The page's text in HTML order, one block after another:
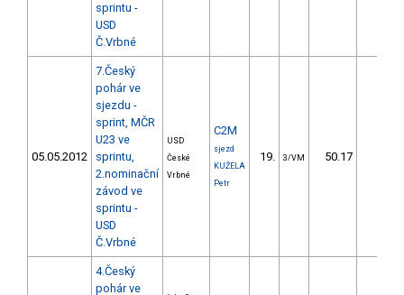
sprintu -
USD
Č.Vrbné
05.05.2012
7.Český
pohár ve
sjezdu -
sprint, MČR
U23 ve
sprintu,
2.nominační
závod ve
sprintu -
USD
Č.Vrbné
USD
České
Vrbné
C2M
sjezd
KUŽELA
Petr
19. 3/VM 50.17
4.Český
pohár ve